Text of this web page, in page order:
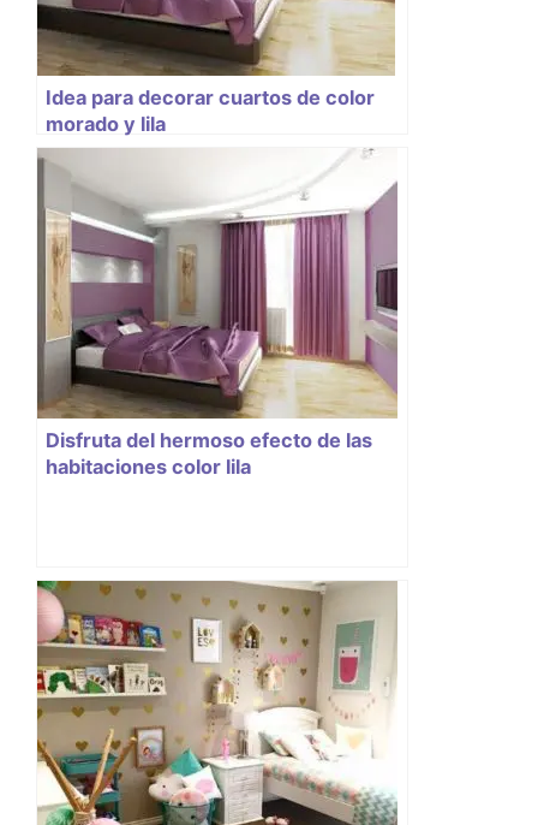
Idea para decorar cuartos de color
morado y lila
Disfruta del hermoso efecto de las
habitaciones color lila